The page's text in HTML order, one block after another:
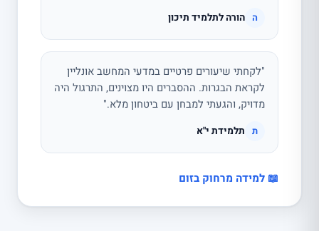
ה הורה לתלמיד תיכון
"לקחתי שיעורים פרטיים במדעי המחשב אונליין
לקראת הבגרות. ההסברים היו מצוינים, התרגול היה
מדויק, והגעתי למבחן עם ביטחון מלא."
ת תלמידת י"א
📖 למידה מרחוק בזום